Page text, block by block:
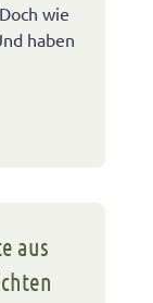
wie
haben
aus